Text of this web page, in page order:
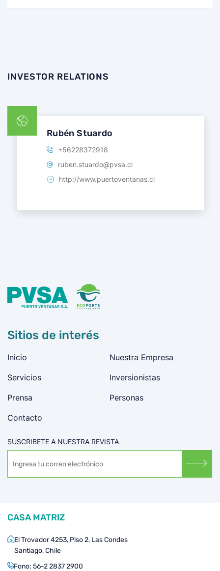
INVESTOR RELATIONS
Rubén Stuardo
+56228372918
ruben.stuardo@pvsa.cl
http://www.puertoventanas.cl
Sitios de interés
Inicio Nuestra Empresa
Servicios Inversionistas
Prensa Personas
Contacto
SUSCRIBETE A NUESTRA REVISTA
CASA MATRIZ
El Trovador 4253, Piso 2, Las Condes
Santiago, Chile
Fono: 56-2 2837 2900